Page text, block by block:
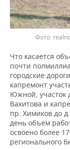
Что касается
почти
городские
капремонт
Южной, участок
Вахитова и
пр. Химиков до
день объем
освоено более
регионального